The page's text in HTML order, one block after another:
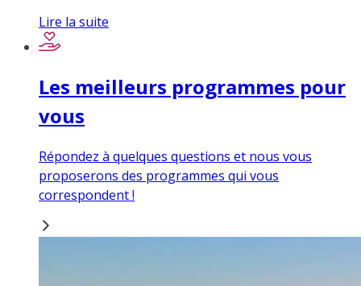
Lire la suite
Les meilleurs programmes pour
vous
Répondez à quelques questions et nous vous
proposerons des programmes qui vous
correspondent !